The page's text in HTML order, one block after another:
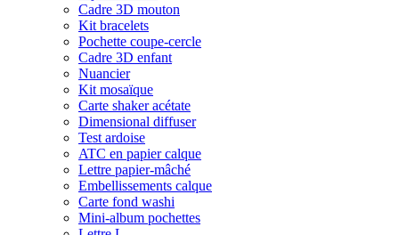
Cadre 3D mouton
Kit bracelets
Pochette coupe-cercle
Cadre 3D enfant
Nuancier
Kit mosaïque
Carte shaker acétate
Dimensional diffuser
Test ardoise
ATC en papier calque
Lettre papier-mâché
Embellissements calque
Carte fond washi
Mini-album pochettes